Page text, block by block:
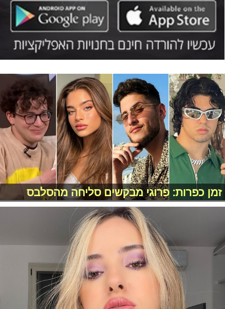
זמן כפרות: פרוגי מבקשים סליחה מהסלבס